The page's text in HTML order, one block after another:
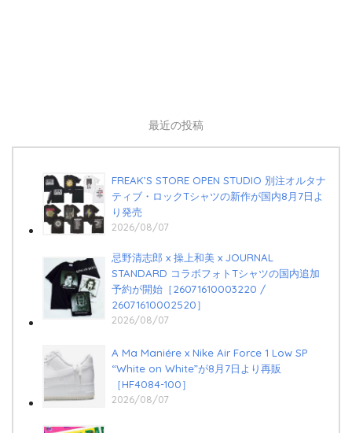
最近の投稿
FREAK’S STORE OPEN STUDIO 別注オルタナ
ティブ・ロックTシャツの新作が国内8月7日よ
り発売
2026/08/07
忌野清志郎 x 操上和美 x JOURNAL
STANDARD コラボフォトTシャツの国内追加
予約が開始［26071610003220 /
26071610002520］
2026/08/07
A Ma Maniére x Nike Air Force 1 Low SP
“White on White”が8月7日より再販
［HF4084-100］
2026/08/07